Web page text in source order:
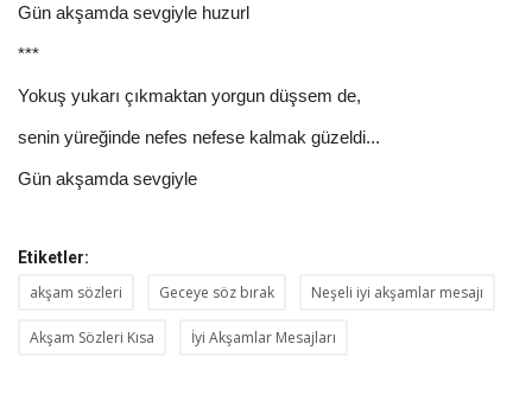
Gün akşamda sevgiyle huzurl
***
Yokuş yukarı çıkmaktan yorgun düşsem de,
senin yüreğinde nefes nefese kalmak güzeldi...
Gün akşamda sevgiyle
Etiketler:
akşam sözleri Geceye söz bırak Neşeli iyi akşamlar mesajı
Akşam Sözleri Kısa İyi Akşamlar Mesajları